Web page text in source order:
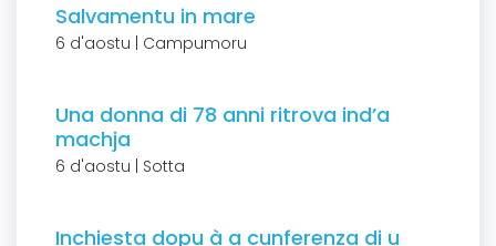
Salvamentu in mare
6 d'aostu | Campumoru
Una donna di 78 anni ritrova ind’a
machja
6 d'aostu | Sotta
Inchiesta dopu à a cunferenza di u